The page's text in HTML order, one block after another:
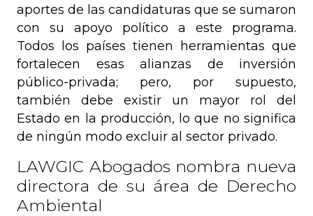
aportes de las candidaturas que se sumaron
con su apoyo político a este programa.
Todos los países tienen herramientas que
fortalecen esas alianzas de inversión
público-privada; pero, por supuesto,
también debe existir un mayor rol del
Estado en la producción, lo que no significa
de ningún modo excluir al sector privado.
LAWGIC Abogados nombra nueva
directora de su área de Derecho
Ambiental